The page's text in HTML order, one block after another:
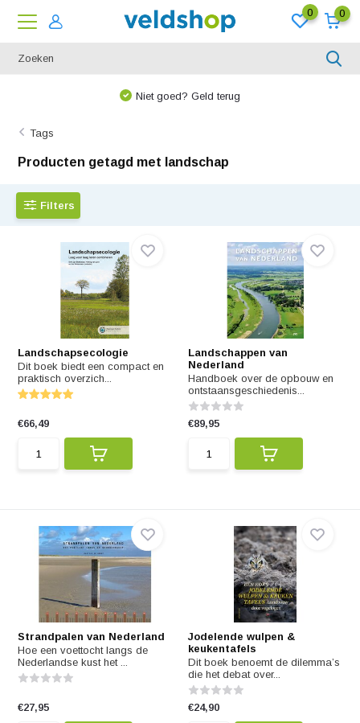
0 0
We denken graag met u mee!
Tags
Producten getagd met landschap
Filters
Landschapsecologie
Dit boek biedt een compact en
praktisch overzich...
€66,49
Landschappen van
Nederland
Handboek over de opbouw en
ontstaansgeschiedenis...
€89,95
Strandpalen van Nederland
Hoe een voettocht langs de
Nederlandse kust het ...
€27,95
Jodelende wulpen &
keukentafels
Dit boek benoemt de dilemma’s
die het debat over...
€24,90